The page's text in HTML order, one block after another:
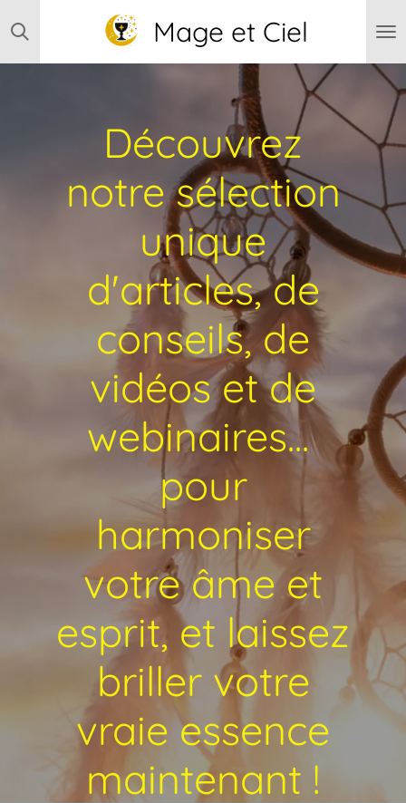
Passer
Mage et Ciel
Découvrez
notre sélection
unique
d'articles, de
conseils, de
vidéos et de
webinaires...
pour
harmoniser
votre âme et
esprit, et laissez
briller votre
vraie essence
maintenant !